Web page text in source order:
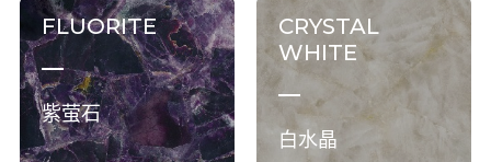
FLUORITE
紫萤石
CRYSTAL
WHITE
白水晶